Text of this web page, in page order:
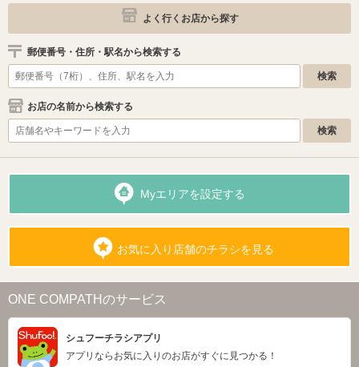
よく行くお店から探す
郵便番号・住所・駅名から検索する
お店の名前から検索する
Myエリアを設定する
お気に入り店舗のチラシを見る
ONE COMPATHのサービス
シュフーチラシアプリ
アプリならお気に入りのお店がすぐに見つかる！